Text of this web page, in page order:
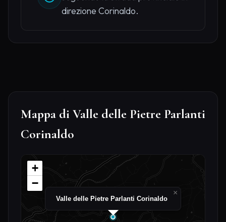
direzione Corinaldo.
Mappa di Valle delle Pietre Parlanti
Corinaldo
Valle delle Pietre Parlanti Corinaldo
×
+
−